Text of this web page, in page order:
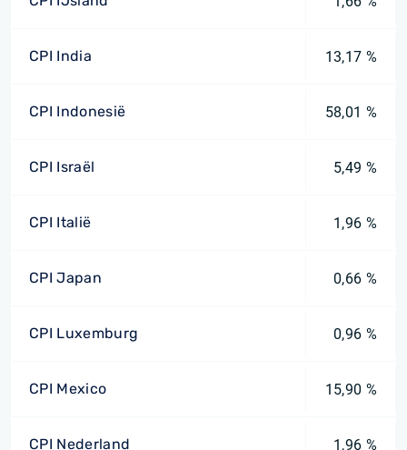
CPI India 13,17 %
CPI Indonesië 58,01 %
CPI Israël 5,49 %
CPI Italië 1,96 %
CPI Japan 0,66 %
CPI Luxemburg 0,96 %
CPI Mexico 15,90 %
CPI Nederland 1,96 %